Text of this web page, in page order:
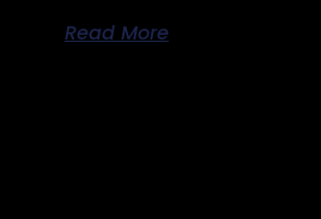
Read More